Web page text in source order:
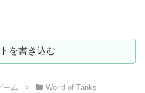
を書き込む
ーム World of Tanks